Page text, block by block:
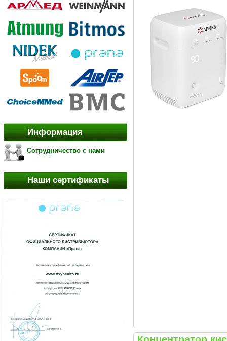
Информация
Сотрудничество с нами
Наши сертификаты